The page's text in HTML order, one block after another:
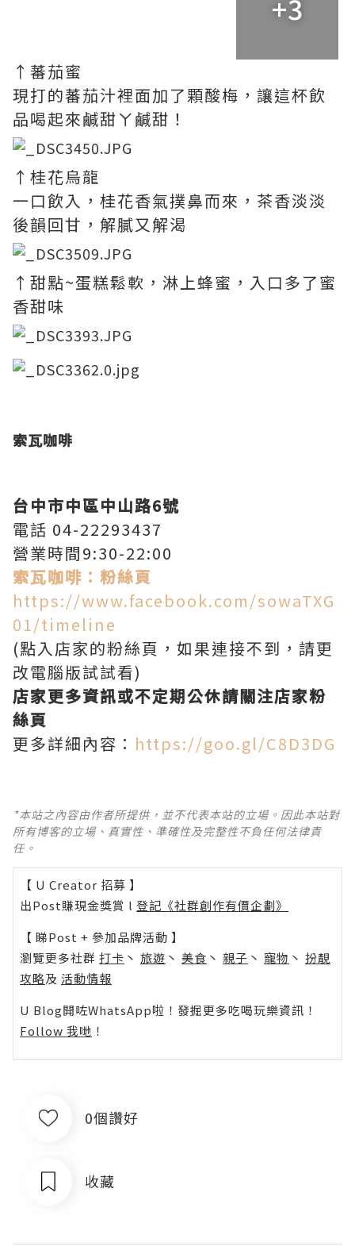
+3
↑蕃茄蜜
現打的蕃茄汁裡面加了顆酸梅，讓這杯飲
品喝起來鹹甜ㄚ鹹甜！
↑桂花烏龍
一口飲入，桂花香氣撲鼻而來，茶香淡淡
後韻回甘，解膩又解渴
↑甜點~蛋糕鬆軟，淋上蜂蜜，入口多了蜜
香甜味
索瓦咖啡
台中市中區中山路6號
電話 04-22293437
營業時間9:30-22:00
索瓦咖啡：粉絲頁
https://www.facebook.com/sowaTXG
01/timeline
(點入店家的粉絲頁，如果連接不到，請更
改電腦版試試看)
店家更多資訊或不定期公休請關注店家粉
絲頁
更多詳細內容： https://goo.gl/C8D3DG
*本站之內容由作者所提供，並不代表本站的立場。因此本站對
所有博客的立場、真實性、準確性及完整性不負任何法律責
任。
【 U Creator 招募 】
出Post賺現金獎賞 l 登記《社群創作有價企劃》
【 睇Post + 參加品牌活動 】
瀏覽更多社群 打卡 丶 旅遊 丶 美食 丶 親子 丶 寵物 丶 扮靚
攻略及 活動情報
U Blog開咗WhatsApp啦！發掘更多吃喝玩樂資訊！
Follow 我哋 ！
0個讚好
收藏